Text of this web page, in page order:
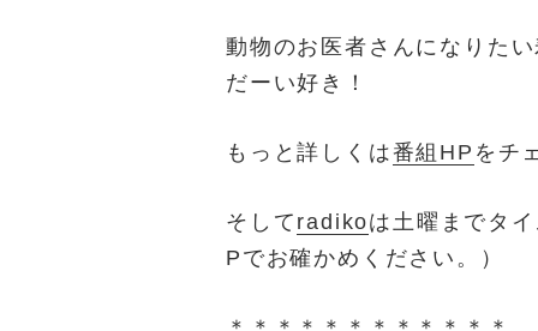
動物のお医者さんになりた
だーい好き！
もっと詳しくは番組HP をチ
そして radikoは土曜までタ
Pでお確かめください。）